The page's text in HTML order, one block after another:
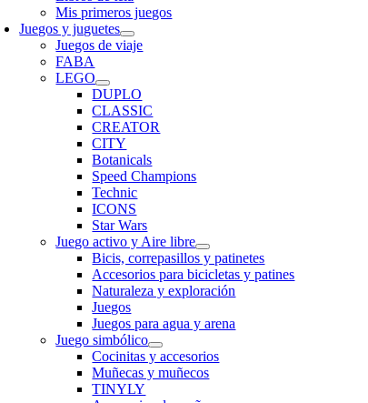
Mis primeros juegos
Juegos y juguetes
Juegos de viaje
FABA
LEGO
DUPLO
CLASSIC
CREATOR
CITY
Botanicals
Speed Champions
Technic
ICONS
Star Wars
Juego activo y Aire libre
Bicis, correpasillos y patinetes
Accesorios para bicicletas y patines
Naturaleza y exploración
Juegos
Juegos para agua y arena
Juego simbólico
Cocinitas y accesorios
Muñecas y muñecos
TINYLY